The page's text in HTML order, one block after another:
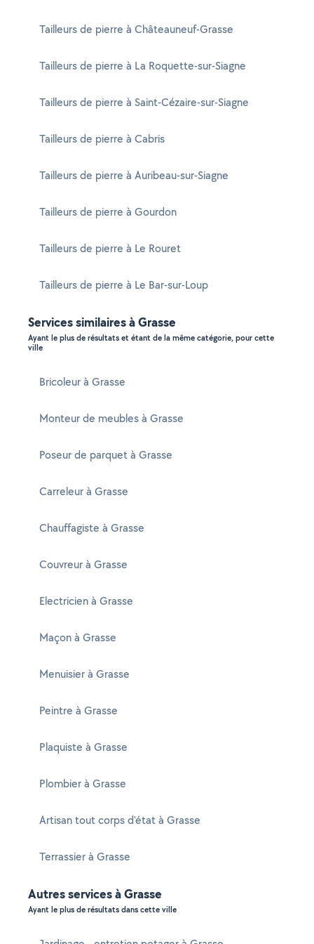
Tailleurs de pierre à Châteauneuf-Grasse
Tailleurs de pierre à La Roquette-sur-Siagne
Tailleurs de pierre à Saint-Cézaire-sur-Siagne
Tailleurs de pierre à Cabris
Tailleurs de pierre à Auribeau-sur-Siagne
Tailleurs de pierre à Gourdon
Tailleurs de pierre à Le Rouret
Tailleurs de pierre à Le Bar-sur-Loup
Services similaires à Grasse
Ayant le plus de résultats et étant de la même catégorie, pour cette
ville
Bricoleur à Grasse
Monteur de meubles à Grasse
Poseur de parquet à Grasse
Carreleur à Grasse
Chauffagiste à Grasse
Couvreur à Grasse
Electricien à Grasse
Maçon à Grasse
Menuisier à Grasse
Peintre à Grasse
Plaquiste à Grasse
Plombier à Grasse
Artisan tout corps d'état à Grasse
Terrassier à Grasse
Autres services à Grasse
Ayant le plus de résultats dans cette ville